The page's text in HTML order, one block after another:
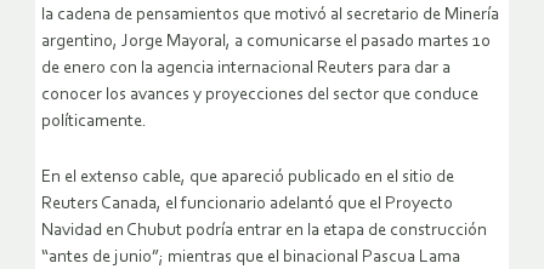
la cadena de pensamientos que motivó al secretario de Minería
argentino, Jorge Mayoral, a comunicarse el pasado martes 10
de enero con la agencia internacional Reuters para dar a
conocer los avances y proyecciones del sector que conduce
políticamente.
En el extenso cable, que apareció publicado en el sitio de
Reuters Canada, el funcionario adelantó que el Proyecto
Navidad en Chubut podría entrar en la etapa de construcción
“antes de junio”; mientras que el binacional Pascua Lama